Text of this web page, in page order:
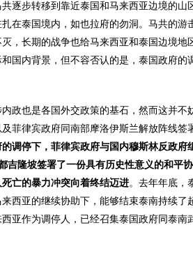
逐步转移到靠近泰国和马来西亚边境的山
在泰国境内，如也拉府的勿洞。马共的游
，长期的战争也给马来西亚和泰国边境地
国内背景，但不容否认的是，泰国政府的
也是各国外交政策的基石，然而这并不
菲律宾政府同南部摩洛伊斯兰解放阵线签
的调停下，菲律宾政府与国内穆斯林反政府
吉隆坡签署了一份具有历史性意义的和平
亡的暴力冲突向着终结迈进。去年年底，
西亚的继续协助下，能够结束泰南持续了
亚作为调停人，已经召集泰国政府同泰南